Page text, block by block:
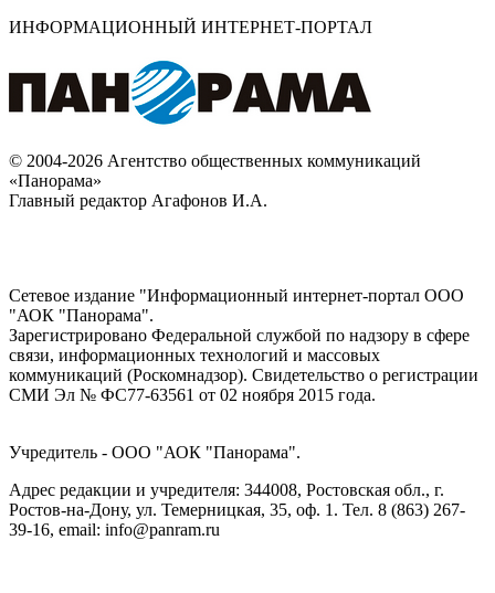
ИНФОРМАЦИОННЫЙ ИНТЕРНЕТ-ПОРТАЛ
© 2004-2026 Агентство общественных коммуникаций
«Панорама»
Главный редактор Агафонов И.А.
Сетевое издание "Информационный интернет-портал ООО
"АОК "Панорама".
Зарегистрировано Федеральной службой по надзору в сфере
связи, информационных технологий и массовых
коммуникаций (Роскомнадзор). Cвидетельство о регистрации
СМИ Эл № ФС77-63561 от 02 ноября 2015 года.
Учредитель - ООО "АОК "Панорама".
Адрес редакции и учредителя: 344008, Ростовская обл., г.
Ростов-на-Дону, ул. Темерницкая, 35, оф. 1. Тел. 8 (863) 267-
39-16, email: info@panram.ru